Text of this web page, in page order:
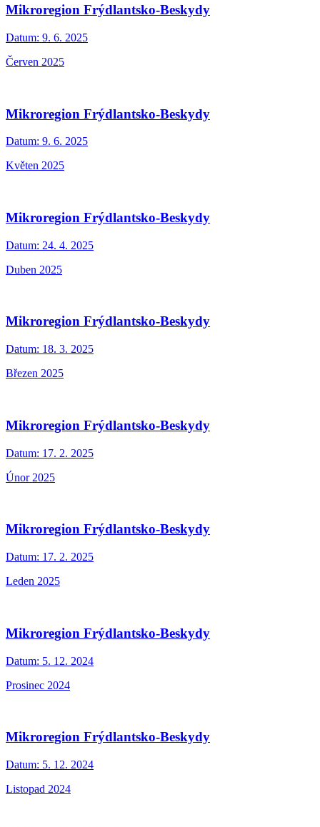
Mikroregion Frýdlantsko-Beskydy
Datum: 9. 6. 2025
Červen 2025
Mikroregion Frýdlantsko-Beskydy
Datum: 9. 6. 2025
Květen 2025
Mikroregion Frýdlantsko-Beskydy
Datum: 24. 4. 2025
Duben 2025
Mikroregion Frýdlantsko-Beskydy
Datum: 18. 3. 2025
Březen 2025
Mikroregion Frýdlantsko-Beskydy
Datum: 17. 2. 2025
Únor 2025
Mikroregion Frýdlantsko-Beskydy
Datum: 17. 2. 2025
Leden 2025
Mikroregion Frýdlantsko-Beskydy
Datum: 5. 12. 2024
Prosinec 2024
Mikroregion Frýdlantsko-Beskydy
Datum: 5. 12. 2024
Listopad 2024